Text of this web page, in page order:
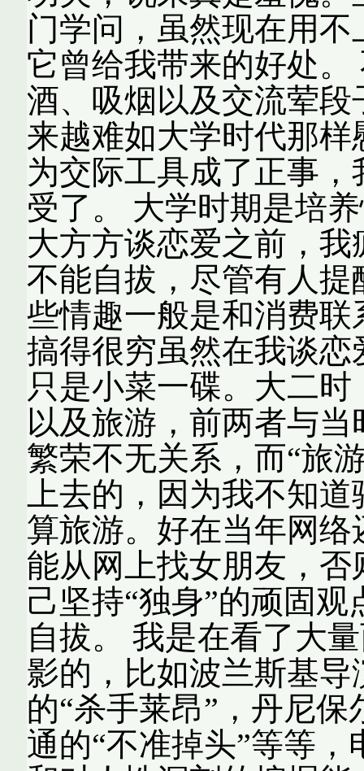
门学问，虽然现在用
它曾给我带来的好处
酒、吸烟以及交流荤
来越难如大学时代那
为交际工具成了正事
受了。 大学时期是培
大方方谈恋爱之前，
不能自拔，尽管有人
些情趣一般是和消费
搞得很穷虽然在我谈
只是小菜一碟。大二
以及旅游，前两者与
繁荣不无关系，而“旅
上去的，因为我不知
算旅游。好在当年网
能从网上找女朋友，
己坚持“独身”的顽固
自拔。 我是在看了大
影的，比如波兰斯基导
的“杀手莱昂”，丹尼
通的“不准掉头”等等